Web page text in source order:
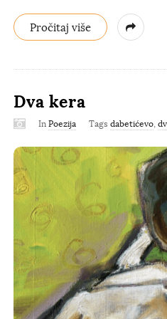
Pročitaj više
Dva kera
In Poezija Tags dabetićevo,